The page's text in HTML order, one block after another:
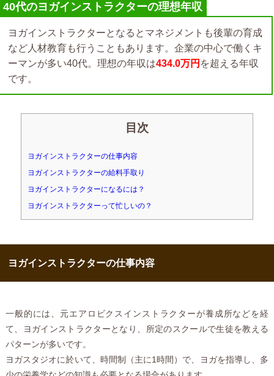
40代のヨガインストラクターの理想年収
ヨガインストラクターとなるとマネジメントも後輩の育成
など人材教育も行うこともあります。企業の中心で働くキ
ーマンが多い40代。理想の年収は434.0万円 を超える年収
です。
目次
ヨガインストラクターの仕事内容
ヨガインストラクターの給料手取り
ヨガインストラクターになるには？
ヨガインストラクターって忙しいの？
ヨガインストラクターの仕事内容
一般的には、元エアロビクスインストラクターが養成所などを経
て、ヨガインストラクターとなり、所定のスクールで生徒を教える
パターンが多いです。
ヨガスタジオに於いて、時間制（主に1時間）で、ヨガを指導し、多